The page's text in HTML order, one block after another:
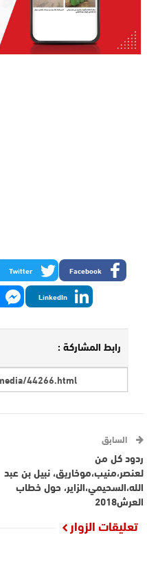
Facebook
Twitter
LinkedIn
رابط المشاركة :
السابق
ردود كل من
لعنصر،منيب،موخاريق، نبيل بن عبد
الله،السحيمي،الزاير، حول خطاب
العرش2018
تعليقات الزوار